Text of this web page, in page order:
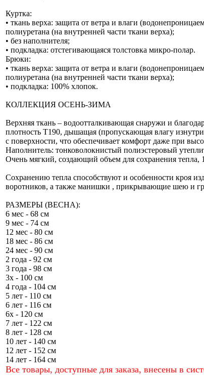
Куртка:
• ткань верха: защита от ветра и влаги
полиуретана (на внутренней части ткани верха);
• без наполнителя;
• подкладка: отстегивающаяся толстовка микро-полар.
Брюки:
• ткань верха: защита от ветра и влаги
полиуретана (на внутренней части ткани верха);
• подкладка: 100% хлопок.
КОЛЛЕКЦИЯ ОСЕНЬ-ЗИМА
Верхняя ткань – водоотталкивающая снаружи и
плотность Т190, дышащая (пропускающая влагу
с поверхности, что обеспечивает комфорт даже при
Наполнитель: тонковолокнистый полиэстеровый
Очень мягкий, создающий объем для сохранения
Сохранению тепла способствуют и особенности кроя
воротников, а также манишки , прикрывающие шею и
РАЗМЕРЫ (ВЕСНА):
6 мес - 68 см
9 мес - 74 см
12 мес - 80 см
18 мес - 86 см
24 мес - 90 см
2 года - 92 см
3 года - 98 см
3х - 100 см
4 года - 104 см
5 лет - 110 см
6 лет - 116 см
6х - 120 см
7 лет - 122 см
8 лет - 128 см
10 лет - 140 см
12 лет - 152 см
14 лет - 164 см
Все товары, доступные для заказа, внесены в